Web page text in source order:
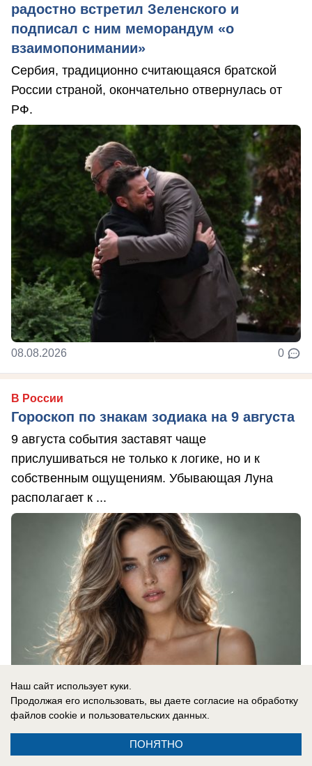
радостно встретил Зеленского и
подписал с ним меморандум «о
взаимопонимании»
Сербия, традиционно считающаяся братской
России страной, окончательно отвернулась от
РФ.
08.08.2026 0
В России
Гороскоп по знакам зодиака на 9 августа
9 августа события заставят чаще
прислушиваться не только к логике, но и к
собственным ощущениям. Убывающая Луна
располагает к ...
Наш сайт использует куки.
Продолжая его использовать, вы даете согласие на обработку
файлов cookie и пользовательских данных.
ПОНЯТНО